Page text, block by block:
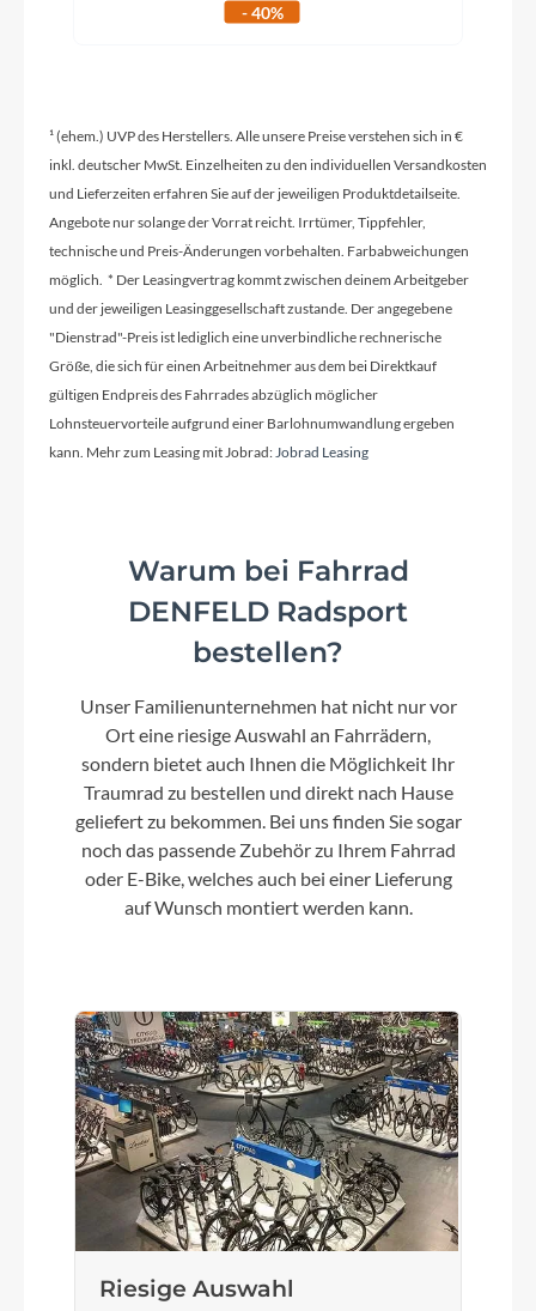
Lenker
Farbe
Red
Dämpfer
FOX Float X Performance 150 mm
Pinion E1.12 MGU
Akku
IPU1000 Ultracore 1.060 Wh / 48 V / 21.700 Cell
Laufradgröße
29"/27"
Schalthebel
Magura
Steuersatz
Acros RW750 1.5 Headset
Sattel
Ergon SM SPORT
- 40%
¹ (ehem.) UVP des Herstellers. Alle unsere Preise verstehen sich in €
inkl. deutscher MwSt. Einzelheiten zu den individuellen Versandkosten
und Lieferzeiten erfahren Sie auf der jeweiligen Produktdetailseite.
Angebote nur solange der Vorrat reicht. Irrtümer, Tippfehler,
technische und Preis-Änderungen vorbehalten. Farbabweichungen
möglich. * Der Leasingvertrag kommt zwischen deinem Arbeitgeber
und der jeweiligen Leasinggesellschaft zustande. Der angegebene
"Dienstrad"-Preis ist lediglich eine unverbindliche rechnerische
Größe, die sich für einen Arbeitnehmer aus dem bei Direktkauf
gültigen Endpreis des Fahrrades abzüglich möglicher
Lohnsteuervorteile aufgrund einer Barlohnumwandlung ergeben
kann. Mehr zum Leasing mit Jobrad:Jobrad Leasing
Warum bei Fahrrad
DENFELD Radsport
bestellen?
Unser Familienunternehmen hat nicht nur vor
Ort eine riesige Auswahl an Fahrrädern,
sondern bietet auch Ihnen die Möglichkeit Ihr
Traumrad zu bestellen und direkt nach Hause
geliefert zu bekommen. Bei uns finden Sie sogar
noch das passende Zubehör zu Ihrem Fahrrad
oder E-Bike, welches auch bei einer Lieferung
auf Wunsch montiert werden kann.
Riesige Auswahl